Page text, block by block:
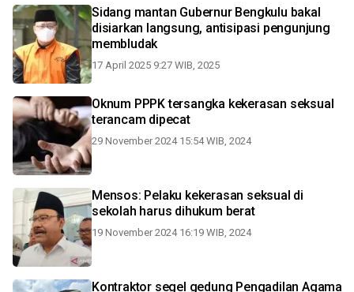
Sidang mantan Gubernur Bengkulu bakal
disiarkan langsung, antisipasi pengunjung
membludak
17 April 2025 9:27 WIB, 2025
Oknum PPPK tersangka kekerasan seksual
terancam dipecat
29 November 2024 15:54 WIB, 2024
Mensos: Pelaku kekerasan seksual di
sekolah harus dihukum berat
19 November 2024 16:19 WIB, 2024
Kontraktor segel gedung Pengadilan Agama